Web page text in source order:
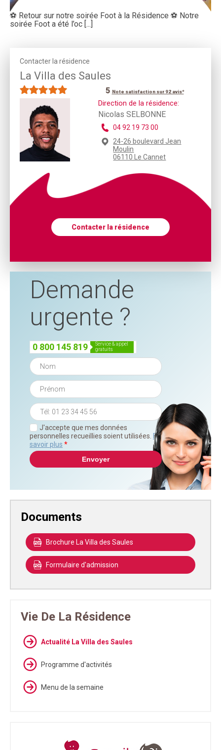
⚽️ Retour sur notre soirée Foot à la Résidence ⚽️ Notre
soirée Foot a été l’oc [...]
Contacter la résidence
La Villa des Saules
5 Note satisfaction sur 92 avis*
Direction de la résidence:
Nicolas SELBONNE
04 92 19 73 00
24-26 boulevard Jean
Moulin
06110 Le Cannet
Contacter la résidence
Demande
urgente ?
0 800 145 819
service & appel
gratuits
J'accepte que mes données
personnelles recueillies soient utilisées. En
savoir plus *
Documents
Brochure La Villa des Saules
Formulaire d'admission
Vie De La Résidence
Actualité La Villa des Saules
Programme d'activités
Menu de la semaine